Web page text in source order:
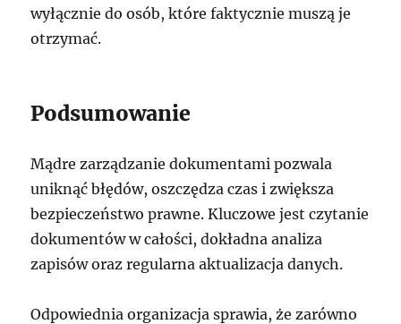
wyłącznie do osób, które faktycznie muszą je
otrzymać.
Podsumowanie
Mądre zarządzanie dokumentami pozwala
uniknąć błędów, oszczędza czas i zwiększa
bezpieczeństwo prawne. Kluczowe jest czytanie
dokumentów w całości, dokładna analiza
zapisów oraz regularna aktualizacja danych.
Odpowiednia organizacja sprawia, że zarówno